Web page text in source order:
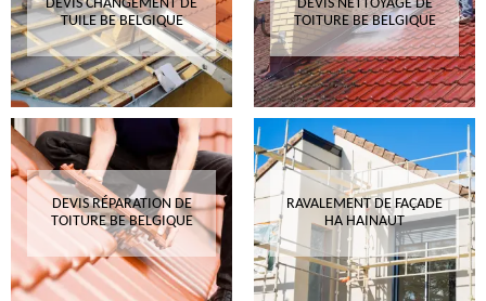
DEVIS CHANGEMENT DE
TUILE BE BELGIQUE
DEVIS NETTOYAGE DE
TOITURE BE BELGIQUE
DEVIS RÉPARATION DE
TOITURE BE BELGIQUE
RAVALEMENT DE FAÇADE
HA HAINAUT